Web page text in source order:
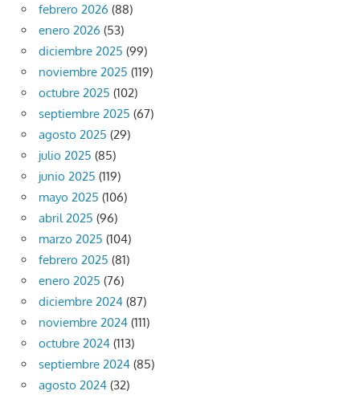
febrero 2026 (88)
enero 2026 (53)
diciembre 2025 (99)
noviembre 2025 (119)
octubre 2025 (102)
septiembre 2025 (67)
agosto 2025 (29)
julio 2025 (85)
junio 2025 (119)
mayo 2025 (106)
abril 2025 (96)
marzo 2025 (104)
febrero 2025 (81)
enero 2025 (76)
diciembre 2024 (87)
noviembre 2024 (111)
octubre 2024 (113)
septiembre 2024 (85)
agosto 2024 (32)